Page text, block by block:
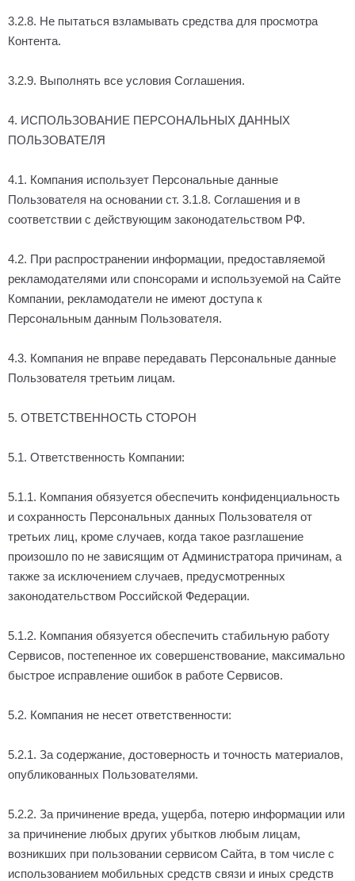
3.2.8. Не пытаться взламывать средства для просмотра
Контента.
3.2.9. Выполнять все условия Соглашения.
4. ИСПОЛЬЗОВАНИЕ ПЕРСОНАЛЬНЫХ ДАННЫХ
ПОЛЬЗОВАТЕЛЯ
4.1. Компания использует Персональные данные
Пользователя на основании ст. 3.1.8. Соглашения и в
соответствии с действующим законодательством РФ.
4.2. При распространении информации, предоставляемой
рекламодателями или спонсорами и используемой на Сайте
Компании, рекламодатели не имеют доступа к
Персональным данным Пользователя.
4.3. Компания не вправе передавать Персональные данные
Пользователя третьим лицам.
5. ОТВЕТСТВЕННОСТЬ СТОРОН
5.1. Ответственность Компании:
5.1.1. Компания обязуется обеспечить конфиденциальность
и сохранность Персональных данных Пользователя от
третьих лиц, кроме случаев, когда такое разглашение
произошло по не зависящим от Администратора причинам, а
также за исключением случаев, предусмотренных
законодательством Российской Федерации.
5.1.2. Компания обязуется обеспечить стабильную работу
Сервисов, постепенное их совершенствование, максимально
быстрое исправление ошибок в работе Сервисов.
5.2. Компания не несет ответственности:
5.2.1. За содержание, достоверность и точность материалов,
опубликованных Пользователями.
5.2.2. За причинение вреда, ущерба, потерю информации или
за причинение любых других убытков любым лицам,
возникших при пользовании сервисом Сайта, в том числе с
использованием мобильных средств связи и иных средств